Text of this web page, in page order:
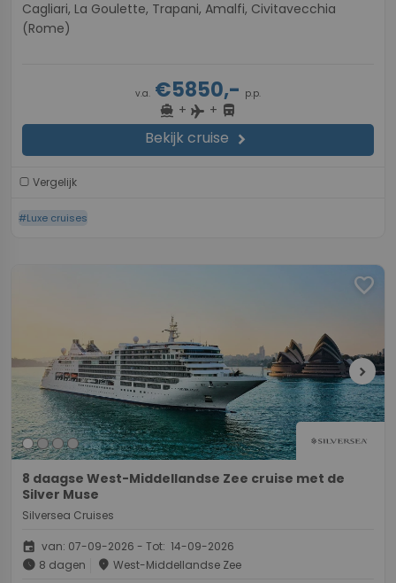
Cagliari, La Goulette, Trapani, Amalfi, Civitavecchia
(Rome)
v.a. €5850,- p.p.
directions_boat + flight + directions_bus
Bekijk cruise chevron_right
Vergelijk
#Luxe cruises
favorite
chevron_right
8 daagse West-Middellandse Zee cruise met de
Silver Muse
Silversea Cruises
event van: 07-09-2026 - Tot: 14-09-2026
schedule 8 dagen place West-Middellandse Zee